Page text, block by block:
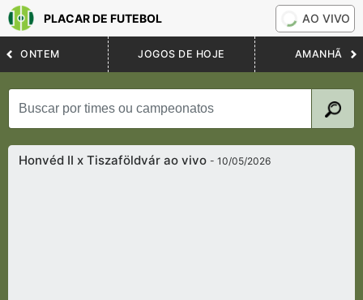
PLACAR DE FUTEBOL AO VIVO
ONTEM JOGOS DE HOJE AMANHÃ
Honvéd II x Tiszaföldvár ao vivo- 10/05/2026